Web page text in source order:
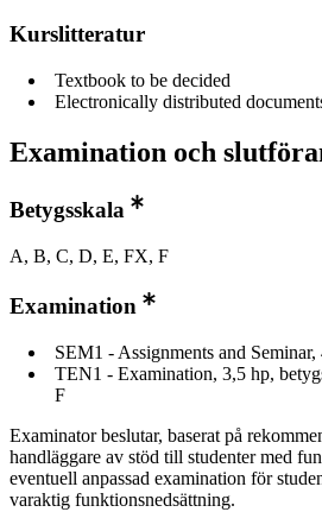
Kurslitteratur
Textbook to be decided
Electronically distributed
Examination och
Betygsskala
A, B, C, D, E, FX, F
Examination
SEM1 - Assignments and
TEN1 - Examination, 3,5 hp,
F
Examinator beslutar, baserat på
handläggare av stöd till studenter med
eventuell anpassad examination för
varaktig funktionsnedsättning.